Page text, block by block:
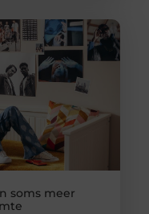
soms meer